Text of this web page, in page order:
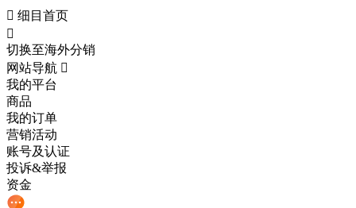
 细目首页

切换至海外分销
网站导航 
我的平台
商品
我的订单
营销活动
账号及认证
投诉&举报
资金